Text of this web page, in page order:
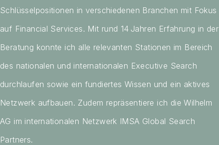
Schlüsselpositionen in verschiedenen Branchen mit Fokus
auf Financial Services. Mit rund 14 Jahren Erfahrung in der
Beratung konnte ich alle relevanten Stationen im Bereich
des nationalen und internationalen Executive Search
durchlaufen sowie ein fundiertes Wissen und ein aktives
Netzwerk aufbauen. Zudem repräsentiere ich die Wilhelm
AG im internationalen Netzwerk IMSA Global Search
Partners.